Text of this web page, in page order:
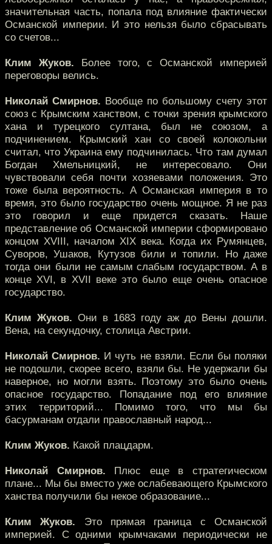
значительная часть, попала под влияние фактически
Османской империи. И это нельзя было сбрасывать
со счетов...
Клим Жуков. Более того, с Османской империей
переговоры велись.
Николай Смирнов. Вообще по большому счету этот
союз с Крымским ханством, с точки зрения крымского
хана и турецкого султана, был не союзом, а
подчинением. Крымский хан со своей колокольни
считал, что Украина ему подчинилась. Что там думал
Богдан Хмельницкий, не интересовало. Они
чувствовали себя почти хозяевами положения. Это
тоже была вероятность. А Османская империя в то
время, это было государство очень мощное. Я не раз
это говорил и еще придется сказать. Наше
представление об Османской империи сформировано
концом XVIII, началом XIX века. Когда их Румянцев,
Суворов, Ушаков, Кутузов били и топили. Но даже
тогда они были не самым слабым государством. А в
конце XVI, в XVII веке это было еще очень опасное
государство.
Клим Жуков. Они в 1683 году аж до Вены дошли.
Вена, на секундочку, столица Австрии.
Николай Смирнов. И чуть не взяли. Если бы поляки
не подошли, скорее всего, взяли бы. Не удержали бы
наверное, но могли взять. Поэтому это было очень
опасное государство. Попадание под его влияние
этих территорий... Помимо того, что мы бы
басурманам отдали православный народ...
Клим Жуков. Какой плацдарм.
Николай Смирнов. Плюс еще в стратегическом
плане... Мы бы вместо уже ослабевающего Крымского
ханства получили бы некое образование...
Клим Жуков. Это прямая граница с Османской
империей. С одними крымчаками периодически не